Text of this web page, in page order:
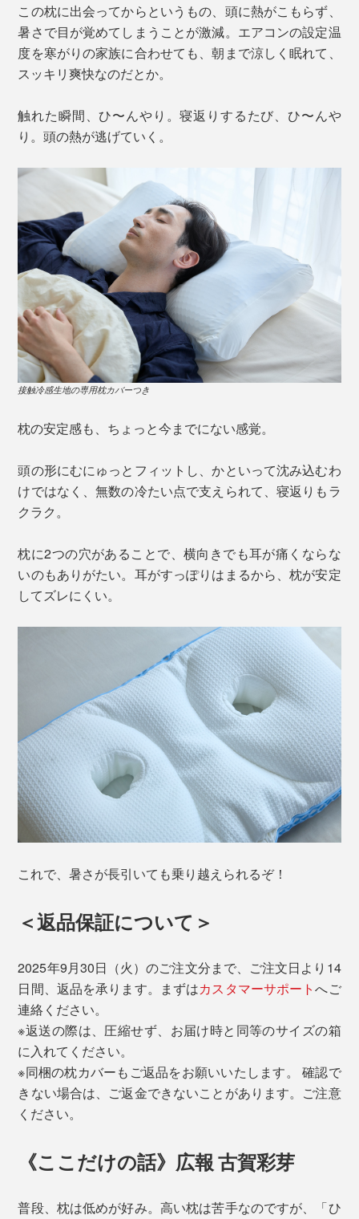
この枕に出会ってからというもの、頭に熱がこもらず、
暑さで目が覚めてしまうことが激減。エアコンの設定温
度を寒がりの家族に合わせても、朝まで涼しく眠れて、
スッキリ爽快なのだとか。
触れた瞬間、ひ〜んやり。寝返りするたび、ひ〜んや
り。頭の熱が逃げていく。
接触冷感生地の専用枕カバーつき
枕の安定感も、ちょっと今までにない感覚。
頭の形にむにゅっとフィットし、かといって沈み込むわ
けではなく、無数の冷たい点で支えられて、寝返りもラ
クラク。
枕に2つの穴があることで、横向きでも耳が痛くならな
いのもありがたい。耳がすっぽりはまるから、枕が安定
してズレにくい。
これで、暑さが長引いても乗り越えられるぞ！
＜返品保証について＞
2025年9月30日（火）のご注文分まで、ご注文日より14
日間、返品を承ります。まずはカスタマーサポートへご
連絡ください。
※返送の際は、圧縮せず、お届け時と同等のサイズの箱
に入れてください。
※同梱の枕カバーもご返品をお願いいたします。 確認で
きない場合は、ご返金できないことがあります。ご注意
ください。
《ここだけの話》広報 古賀彩芽
普段、枕は低めが好み。高い枕は苦手なのですが、「ひ